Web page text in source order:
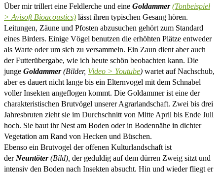
Über mir trillert eine Feldlerche und eine Goldammer (Tonbeispiel
> Avisoft Bioacoustics) lässt ihren typischen Gesang hören.
Leitungen, Zäune und Pfosten abzusuchen gehört zum Standard
eines Birders. Einige Vögel benutzen die erhöhten Plätze entweder
als Warte oder um sich zu versammeln. Ein Zaun dient aber auch
der Futterübergabe, wie ich heute schön beobachten kann. Die
junge Goldammer(Bilder, Video > Youtube) wartet auf Nachschub,
aber es dauert nicht lange bis ein Elternvogel mit dem Schnabel
voller Insekten angeflogen kommt. Die Goldammer ist eine der
charakteristischen Brutvögel unserer Agrarlandschaft. Zwei bis drei
Jahresbruten zieht sie im Durchschnitt von Mitte April bis Ende Juli
hoch. Sie baut ihr Nest am Boden oder in Bodennähe in dichter
Vegetation am Rand von Hecken und Büschen.
Ebenso ein Brutvogel der offenen Kulturlandschaft ist
der Neuntöter(Bild), der geduldig auf dem dürren Zweig sitzt und
intensiv den Boden nach Insekten absucht. Hin und wieder fliegt er